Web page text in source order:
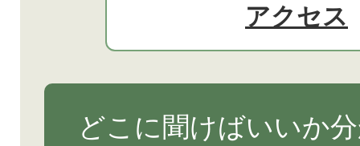
アクセス
どこに聞けばいいか